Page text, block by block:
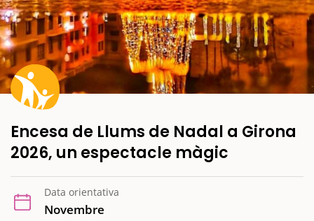
Encesa de Llums de Nadal a Girona
2026, un espectacle màgic
Data orientativa
Novembre